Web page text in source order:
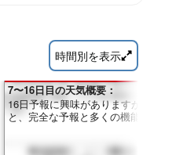
時間別を表示
7〜16日目の天気概要：
16日予報に興味がありますか？Pro
と、完全な予報と多くの機能を利用